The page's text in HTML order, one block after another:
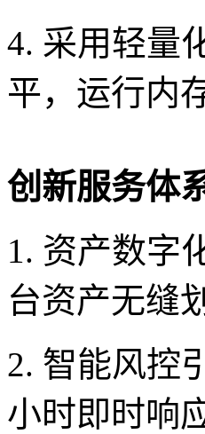
4. 采用轻量
平，运行内
创新服务体
1. 资产数字
台资产无缝
2. 智能风控
小时即时响